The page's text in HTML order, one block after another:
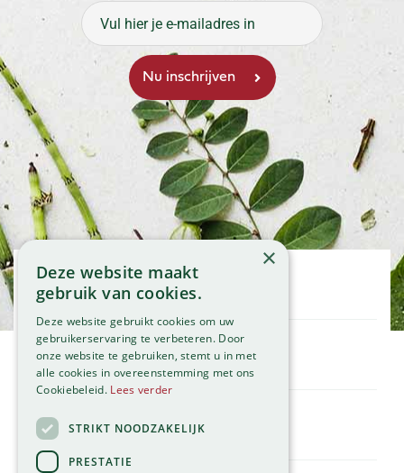
Openingstijden
Maandag
Dinsdag
Woensdag
Donderdag
Vrijdag
Zaterdag
Zondag
Klantenservice
Service
Tuincentrum
Contact
Global Garden
×
Deze website maakt
gebruik van cookies.
Deze website gebruikt cookies om uw
gebruikerservaring te verbeteren. Door
onze website te gebruiken, stemt u in met
alle cookies in overeenstemming met ons
Cookiebeleid. Lees verder
STRIKT NOODZAKELIJK
PRESTATIE